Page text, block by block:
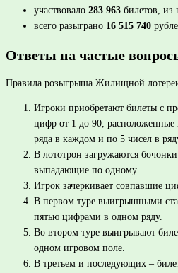
участвовало 283 963 билетов, из
всего разыграно 16 515 740
Ответы на частые
Правила розыгрыша Жилищной
Игроки приобретают билеты с
цифр от 1 до 90, расположенные
ряда в каждом и по 5 чисел в
В лототрон загружаются
выпадающие по одному.
Игрок зачеркивает совпавшие
В первом туре выигрышными
пятью цифрами в одном ряду.
Во втором туре выигрывают
одном игровом поле.
В третьем и последующих –